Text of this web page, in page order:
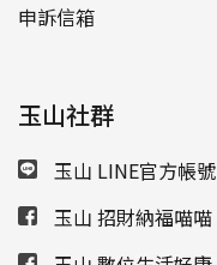
申訴信箱
玉山社群
玉山 LINE官方帳號
玉山 招財納福喵喵